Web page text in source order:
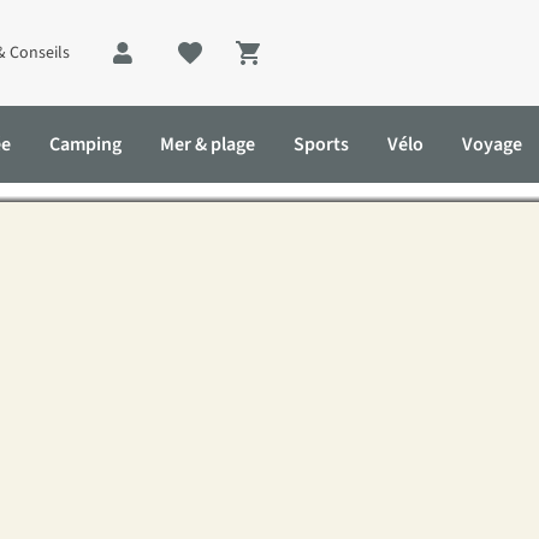
Conseils
Shopping cart
Camping Mer & plage Sports Vélo Voyage
Solid : ensemble pour